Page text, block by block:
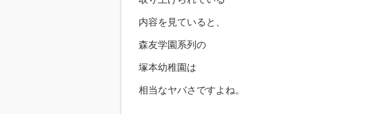
内容を見ていると、
森友学園系列の
塚本幼稚園は
相当なヤバさですよね。